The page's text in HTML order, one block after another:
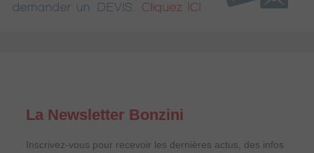
demander un DEVIS.
Cliquez ICI
La Newsletter Bonzini
Inscrivez-vous pour recevoir les dernières actus, des infos